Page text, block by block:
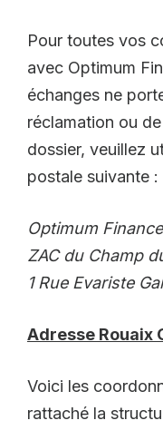
Pour toutes vos
avec Optimum
échanges ne
réclamation ou
dossier, veuillez
postale suivante :
Optimum
ZAC du Champ
1 Rue Evariste
Adresse Rouaix
Voici les
rattaché la